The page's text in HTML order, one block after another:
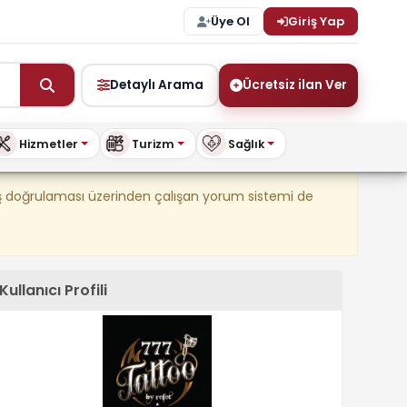
Üye Ol Giriş Yap
Detaylı Arama Ücretsiz ilan Ver
Hizmetler Turizm Sağlık
ve Daha Fazlası –
doğrulaması üzerinden çalışan yorum sistemi de
Profili